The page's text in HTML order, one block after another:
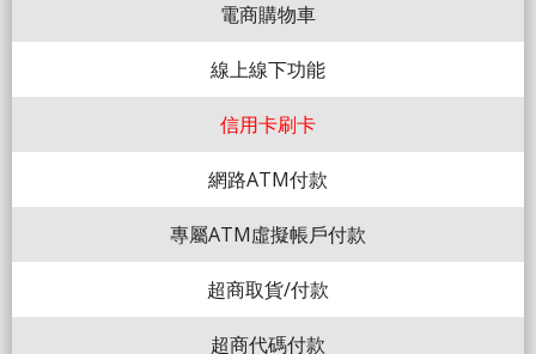
電商購物車
線上線下功能
信用卡刷卡
網路ATM付款
專屬ATM虛擬帳戶付款
超商取貨/付款
超商代碼付款